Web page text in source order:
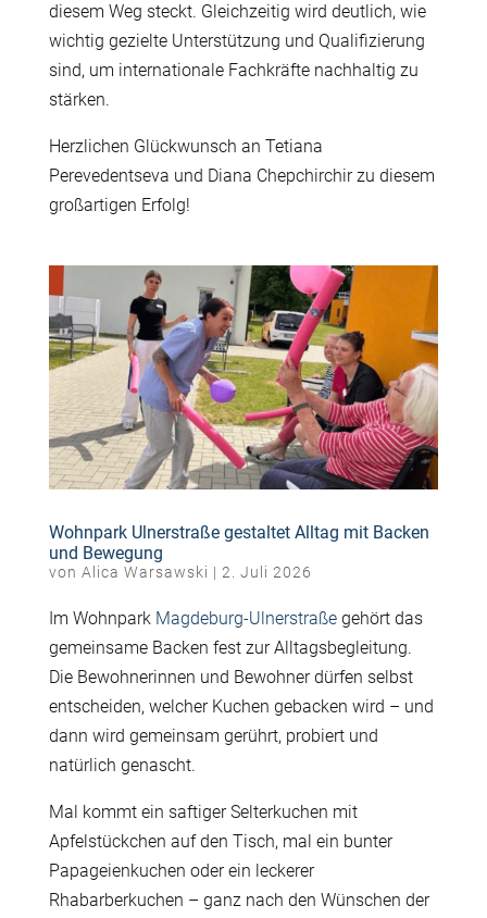
diesem Weg steckt. Gleichzeitig wird deutlich, wie
wichtig gezielte Unterstützung und Qualifizierung
sind, um internationale Fachkräfte nachhaltig zu
stärken.
Herzlichen Glückwunsch an Tetiana
Perevedentseva und Diana Chepchirchir zu diesem
großartigen Erfolg!
Wohnpark Ulnerstraße gestaltet Alltag mit Backen
und Bewegung
von Alica Warsawski | 2. Juli 2026
Im Wohnpark Magdeburg-Ulnerstraßegehört das
gemeinsame Backen fest zur Alltagsbegleitung.
Die Bewohnerinnen und Bewohner dürfen selbst
entscheiden, welcher Kuchen gebacken wird – und
dann wird gemeinsam gerührt, probiert und
natürlich genascht.
Mal kommt ein saftigerSelterkuchen mit
Apfelstückchen auf den Tisch, mal ein bunter
Papageienkuchen oder ein leckerer
Rhabarberkuchen – ganz nach den Wünschen der